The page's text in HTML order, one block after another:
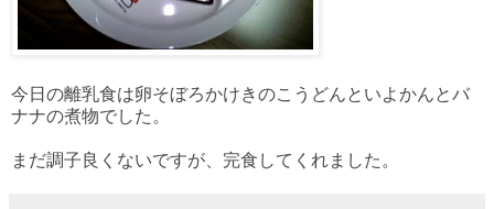
今日の離乳食は卵そぼろかけきのこうどんといよかんとバ
ナナの煮物でした。
まだ調子良くないですが、完食してくれました。